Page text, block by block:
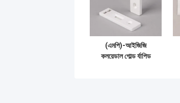
(এমপি)-আইজিজি
কলয়েডাল গোল্ড র্যাপিড